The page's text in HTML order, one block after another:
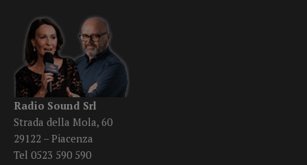
Radio Sound Srl
Strada della Mola, 60
29122 – Piacenza
Tel 0523 590 590